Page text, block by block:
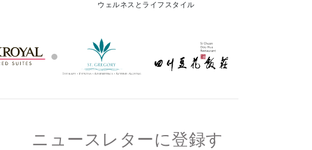
ウェルネスとライフスタイル
ニュースレターに登録す